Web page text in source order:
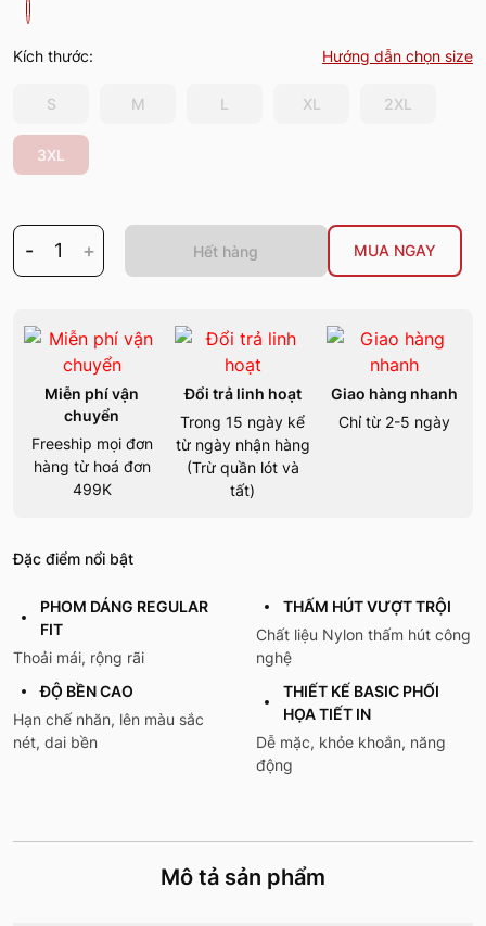
Kích thước: Hướng dẫn chọn size
S M L XL 2XL
3XL
- 1 + Hết hàng MUA NGAY
Miễn phí vận
chuyển
Freeship mọi đơn
hàng từ hoá đơn
499K
Đổi trả linh hoạt
Trong 15 ngày kể
từ ngày nhận hàng
(Trừ quần lót và
tất)
Giao hàng nhanh
Chỉ từ 2-5 ngày
Đặc điểm nổi bật
PHOM DÁNG REGULAR
FIT
Thoải mái, rộng rãi
THẤM HÚT VƯỢT TRỘI
Chất liệu Nylon thấm hút công
nghệ
ĐỘ BỀN CAO
Hạn chế nhăn, lên màu sắc
nét, dai bền
THIẾT KẾ BASIC PHỐI
HỌA TIẾT IN
Dễ mặc, khỏe khoắn, năng
động
Mô tả sản phẩm